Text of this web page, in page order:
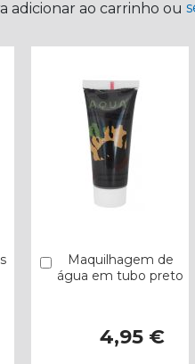
adicionar ao carrinho ou
Maquilhagem de
água em tubo preto
4,95 €
Comprar